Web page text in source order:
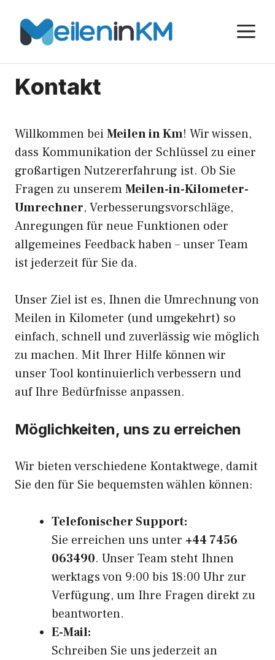
content
Kontakt
Willkommen beiMeilen in Km! Wir wissen,
dass Kommunikation der Schlüssel zu einer
großartigen Nutzererfahrung ist. Ob Sie
Fragen zu unseremMeilen-in-Kilometer-
Umrechner, Verbesserungsvorschläge,
Anregungen für neue Funktionen oder
allgemeines Feedback haben – unser Team
ist jederzeit für Sie da.
Unser Ziel ist es, Ihnen die Umrechnung von
Meilen in Kilometer (und umgekehrt) so
einfach, schnell und zuverlässig wie möglich
zu machen. Mit Ihrer Hilfe können wir
unser Tool kontinuierlich verbessern und
auf Ihre Bedürfnisse anpassen.
Möglichkeiten, uns zu erreichen
Wir bieten verschiedene Kontaktwege, damit
Sie den für Sie bequemsten wählen können:
Telefonischer Support:
Sie erreichen uns unter +44 7456
063490. Unser Team steht Ihnen
werktags von 9:00 bis 18:00 Uhr zur
Verfügung, um Ihre Fragen direkt zu
beantworten.
E-Mail:
Schreiben Sie uns jederzeit an